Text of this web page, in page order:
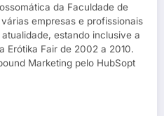
da Faculdade de
empresas e profissionais
estando inclusive a
Erótika Fair de 2002 a 2010.
Marketing pelo HubSopt